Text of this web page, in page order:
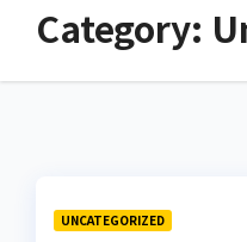
Category:
UNCATEGORIZED